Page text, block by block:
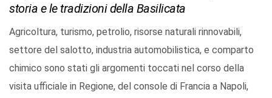
storia e le tradizioni della Basilicata
Agricoltura, turismo, petrolio, risorse naturali rinnovabili,
settore del salotto, industria automobilistica, e comparto
chimico sono stati gli argomenti toccati nel corso della
visita ufficiale in Regione, del console di Francia a Napoli,